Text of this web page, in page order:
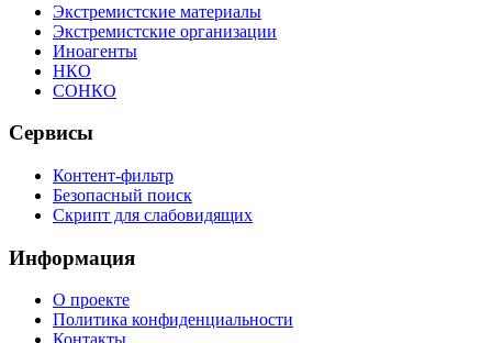
Экстремистские материалы
Экстремистские организации
Иноагенты
НКО
СОНКО
Сервисы
Контент-фильтр
Безопасный поиск
Скрипт для слабовидящих
Информация
О проекте
Политика конфиденциальности